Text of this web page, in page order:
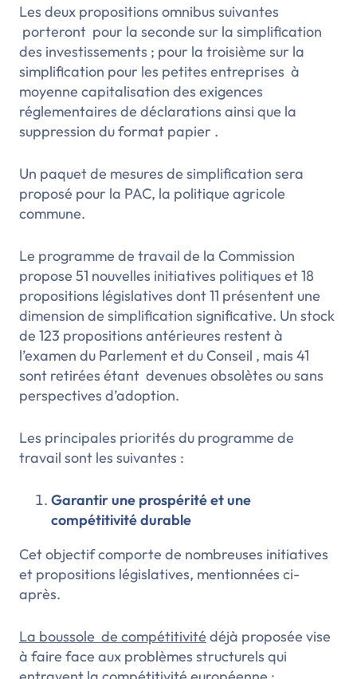
Les deux propositions omnibus suivantes
porteront pour la seconde sur la simplification
des investissements ; pour la troisième sur la
simplification pour les petites entreprises à
moyenne capitalisation des exigences
réglementaires de déclarations ainsi que la
suppression du format papier .
Un paquet de mesures de simplification sera
proposé pour la PAC, la politique agricole
commune.
Le programme de travail de la Commission
propose 51 nouvelles initiatives politiques et 18
propositions législatives dont 11 présentent une
dimension de simplification significative. Un stock
de 123 propositions antérieures restent à
l’examen du Parlement et du Conseil , mais 41
sont retirées étant devenues obsolètes ou sans
perspectives d’adoption.
Les principales priorités du programme de
travail sont les suivantes :
Garantir une prospérité et une
compétitivité durable
Cet objectif comporte de nombreuses initiatives
et propositions législatives, mentionnées ci-
après.
La boussole de compétitivité déjà proposée vise
à faire face aux problèmes structurels qui